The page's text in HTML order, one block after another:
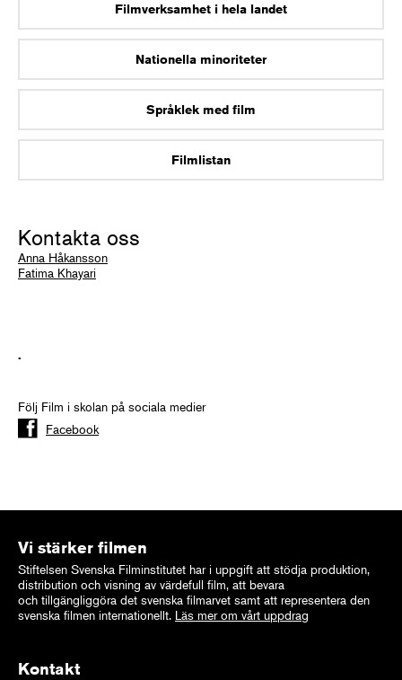
Filmverksamhet i hela landet
Nationella minoriteter
Språklek med film
Filmlistan
Kontakta oss
Anna Håkansson
Fatima Khayari
.
Följ Film i skolan på sociala medier
Facebook
Vi stärker filmen
Stiftelsen Svenska Filminstitutet har i uppgift att stödja produktion,
distribution och visning av värdefull film, att bevara
och tillgängliggöra det svenska filmarvet samt att representera den
svenska filmen internationellt. Läs mer om vårt uppdrag
Kontakt